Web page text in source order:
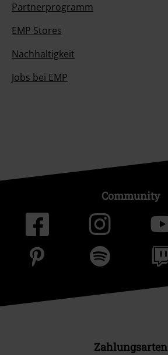
Partnerprogramm
EMP Stores
Nachhaltigkeit
Jobs bei EMP
Community
Zahlungsarten